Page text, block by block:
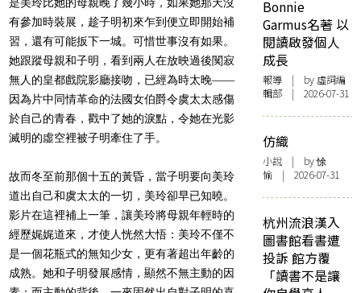
有參加時裝展，趁子明初來乍到便立即開始補
習，還有可能扳下一城。可惜世事沒有如果。
她跟蹤母親和子明，看到兩人在放映過後闃寂
無人的皇都戲院影廳接吻，已經為時太晚――
因為片中同情革命的法國女伯爵令虞太太感傷
於自己的青春，戳中了她的淚點，令她在光影
滅明的虛空裡被子明牽住了手。
故而冬至前那個十五的黃昏，當子明要向美玲
道出自己和虞太太的一切，美玲卻早已知曉。
影片在這裡補上一筆，讓美玲將母親年輕時的
經歷娓娓道來，才使人恍然大悟：美玲不僅不
是一個花瓶式的無知少女，更有著超出年齡的
成熟。她和子明發展感情，顯然不無主動的因
Bonnie
Garmus名著 以
閱讀啟發個人
成長
報導 | by 虛詞編
輯部 | 2026-07-31
仿織
小說 | by 悇
愉 | 2026-07-31
杭州流浪漢入
圖書館看書遭
投訴 館方覆
「讀書不是讓